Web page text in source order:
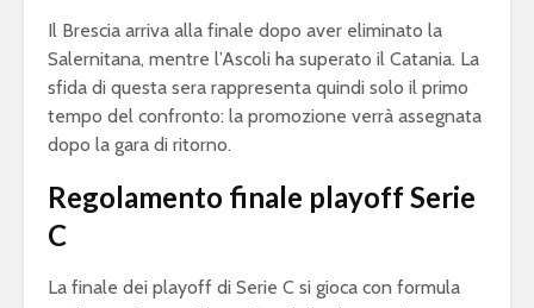
Il Brescia arriva alla finale dopo aver eliminato la
Salernitana, mentre l’Ascoli ha superato il Catania. La
sfida di questa sera rappresenta quindi solo il primo
tempo del confronto: la promozione verrà assegnata
dopo la gara di ritorno.
Regolamento finale playoff Serie
C
La finale dei playoff di Serie C si gioca con formula